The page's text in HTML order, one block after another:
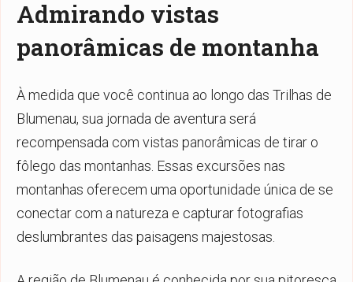
Admirando vistas
panorâmicas de montanha
À medida que você continua ao longo das Trilhas de
Blumenau, sua jornada de aventura será
recompensada com vistas panorâmicas de tirar o
fôlego das montanhas. Essas excursões nas
montanhas oferecem uma oportunidade única de se
conectar com a natureza e capturar fotografias
deslumbrantes das paisagens majestosas.